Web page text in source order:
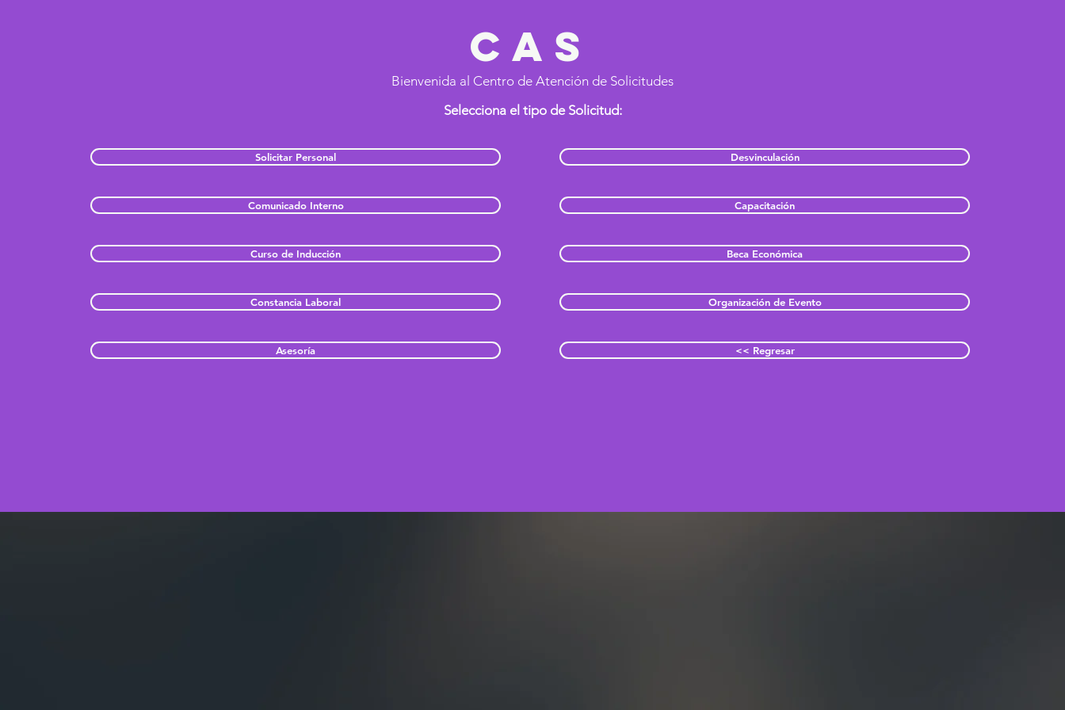
CAS
Bienvenida al Centro de Atención de Solicitudes
Selecciona el tipo de Solicitud:
Solicitar Personal
Comunicado Interno
Curso de Inducción
Constancia Laboral
Asesoría
Desvinculación
Capacitación
Beca Económica
Organización de Evento
<< Regresar